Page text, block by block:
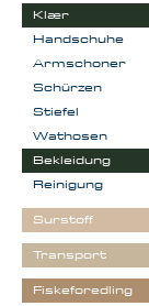
Klær
Handschuhe
Armschoner
Schürzen
Stiefel
Wathosen
Bekleidung
Reinigung
Surstoff
Transport
Fiskeforedling